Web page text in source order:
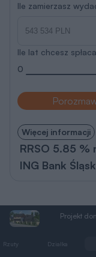
Ile zamierzasz
Ile lat chcesz
0
Więcej informacji
RRSO 5.85 %
ING Bank
Projekt
Rzuty Działka